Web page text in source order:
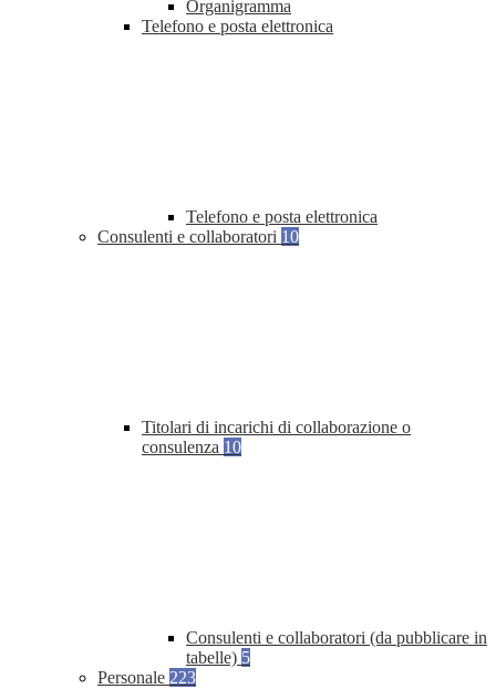
Organigramma
Telefono e posta elettronica
Telefono e posta elettronica
Consulenti e collaboratori 10
Titolari di incarichi di collaborazione o
consulenza 10
Consulenti e collaboratori (da pubblicare in
tabelle) 5
Personale 223